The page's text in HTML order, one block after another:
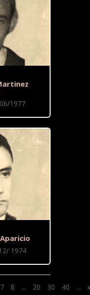
1977
1974
7 8 ... 20 30 40 ...